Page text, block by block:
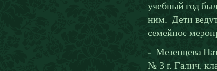
учебный год
ним. Дети
семейное
- Мезенцева
№ 3 г. Галич,